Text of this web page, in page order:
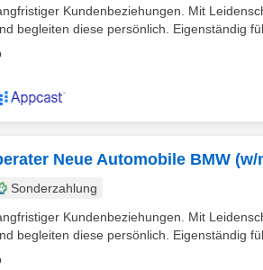
Kundenbeziehungen. Mit
begleiten diese persönlich. Eigenständig
Neue Automobile BMW (w/
Sonderzahlung
Kundenbeziehungen. Mit
begleiten diese persönlich. Eigenständig